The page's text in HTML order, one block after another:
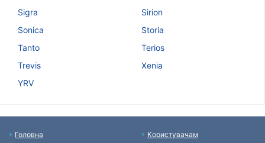
Sigra
Sirion
Sonica
Storia
Tanto
Terios
Trevis
Xenia
YRV
Головна
Користувачам